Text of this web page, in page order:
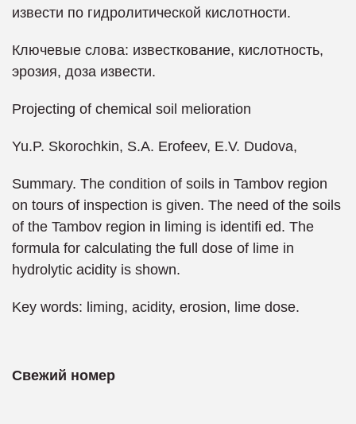
извести по гидролитической кислотности.
Ключевые слова: известкование, кислотность,
эрозия, доза извести.
Projecting of chemical soil melioration
Yu.P. Skorochkin, S.A. Erofeev, E.V. Dudova,
Summary. The condition of soils in Tambov region
on tours of inspection is given. The need of the soils
of the Tambov region in liming is identifi ed. The
formula for calculating the full dose of lime in
hydrolytic acidity is shown.
Key words: liming, acidity, erosion, lime dose.
Свежий номер